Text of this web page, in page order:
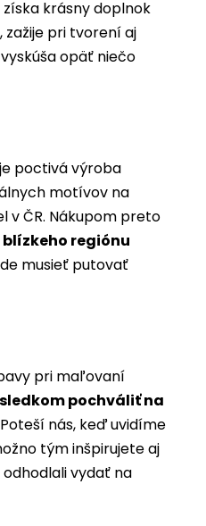
krásny doplnok
zažije pri tvorení aj
opäť niečo
poctivá výroba
motívov na
v ČR. Nákupom preto
regiónu
musieť putovať
pri maľovaní
pochváliť na
Poteší nás, keď uvidíme
tým inšpirujete aj
vydať na